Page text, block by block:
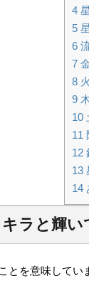
4
5
6
7
8
9
10
11
12
13
14
ラと輝い
とを意味してい